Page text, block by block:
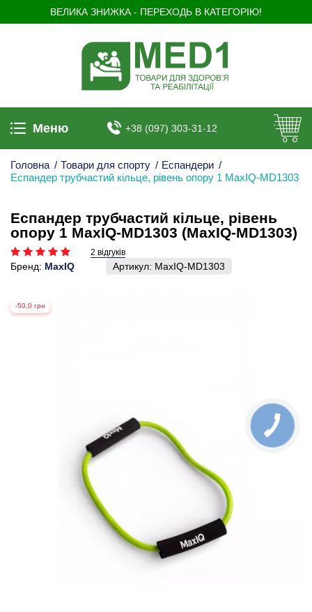
ВЕЛИКА ЗНИЖКА - ПЕРЕХОДЬ В КАТЕГОРІЮ!
Меню +38 (097) 303-31-12
Головна / Товари для спорту / Еспандери /
Еспандер трубчастий кільце, рівень опору 1 MaxIQ-MD1303
Еспандер трубчастий кільце, рівень
опору 1 MaxIQ-MD1303 (MaxIQ-MD1303)
2 відгуків
Бренд: MaxIQ Артикул: MaxIQ-MD1303
-50,0 грн